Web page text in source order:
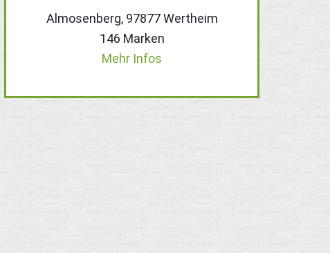
Almosenberg, 97877 Wertheim
146 Marken
Mehr Infos